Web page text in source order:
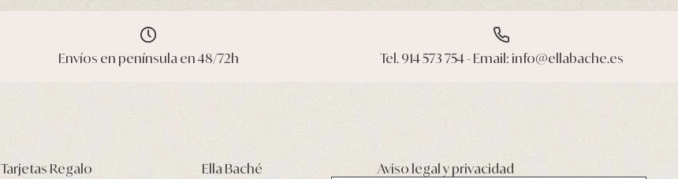
Envíos en península en 48/72h Tel. 914 573 754 - Email: info@ellabache.es
Tarjetas Regalo
Ella Baché
Aviso legal y privacidad